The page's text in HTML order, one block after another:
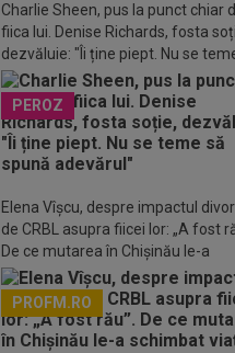
Charlie Sheen, pus la punct chiar
fiica lui. Denise Richards, fosta
dezvăluie: "Îi ține piept. Nu se
spună adevărul"
PEROZ
Elena Vîșcu, despre impactul
de CRBL asupra fiicei lor: „A fost
De ce mutarea în Chișinău le-a
schimbat viața
PROFM.RO